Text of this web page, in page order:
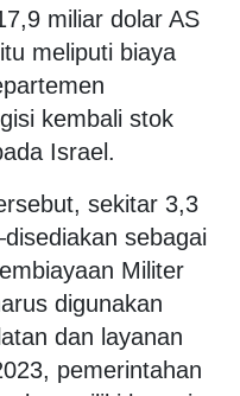
miliar dolar AS
meliputi biaya
kembali stok
Israel.
sekitar 3,3
sebagai
Militer
digunakan
dan layanan
pemerintahan